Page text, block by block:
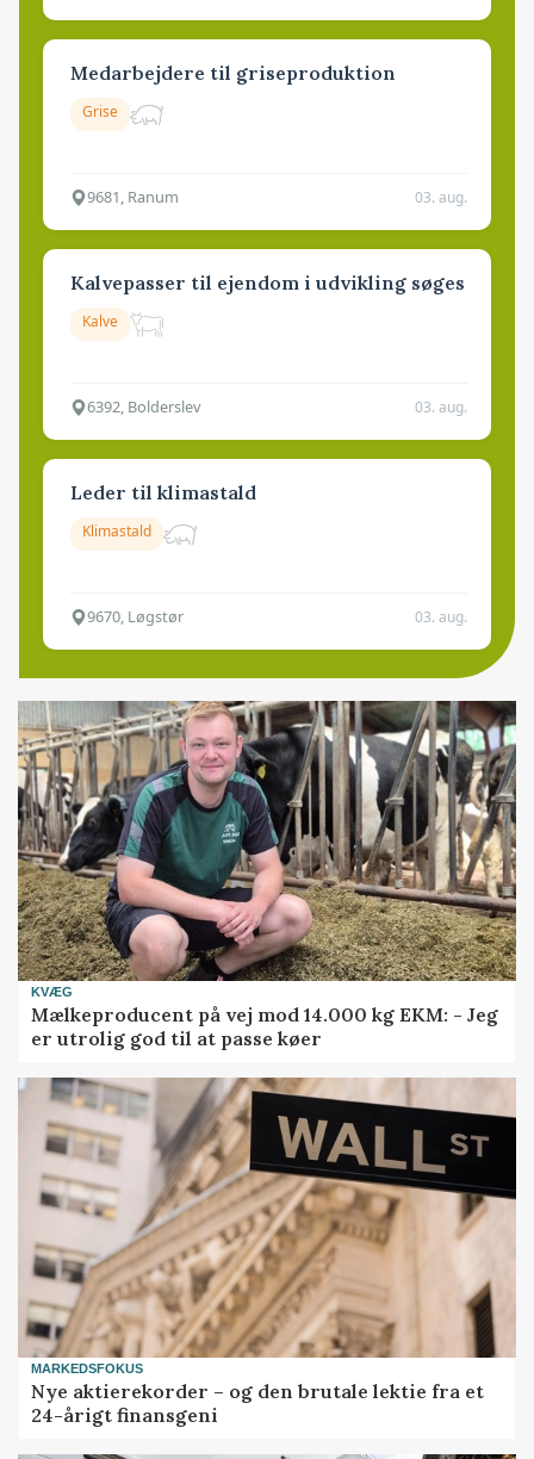
Medarbejdere til griseproduktion
Grise
9681, Ranum 03. aug.
Kalvepasser til ejendom i udvikling søges
Kalve
6392, Bolderslev 03. aug.
Leder til klimastald
Klimastald
9670, Løgstør 03. aug.
KVÆG
Mælkeproducent på vej mod 14.000 kg EKM: - Jeg
er utrolig god til at passe køer
MARKEDSFOKUS
Nye aktierekorder – og den brutale lektie fra et
24-årigt finansgeni